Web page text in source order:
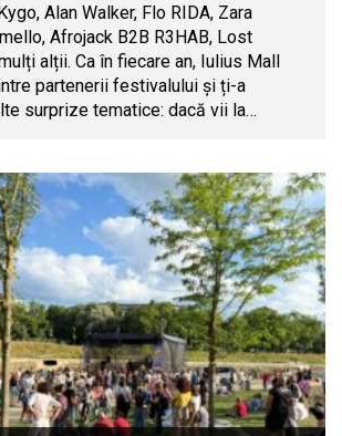
Alan Walker, Flo RIDA, Zara
Afrojack B2B R3HAB, Lost
alții. Ca în fiecare an, Iulius Mall
partenerii festivalului și ți-a
surprize tematice: dacă vii la…